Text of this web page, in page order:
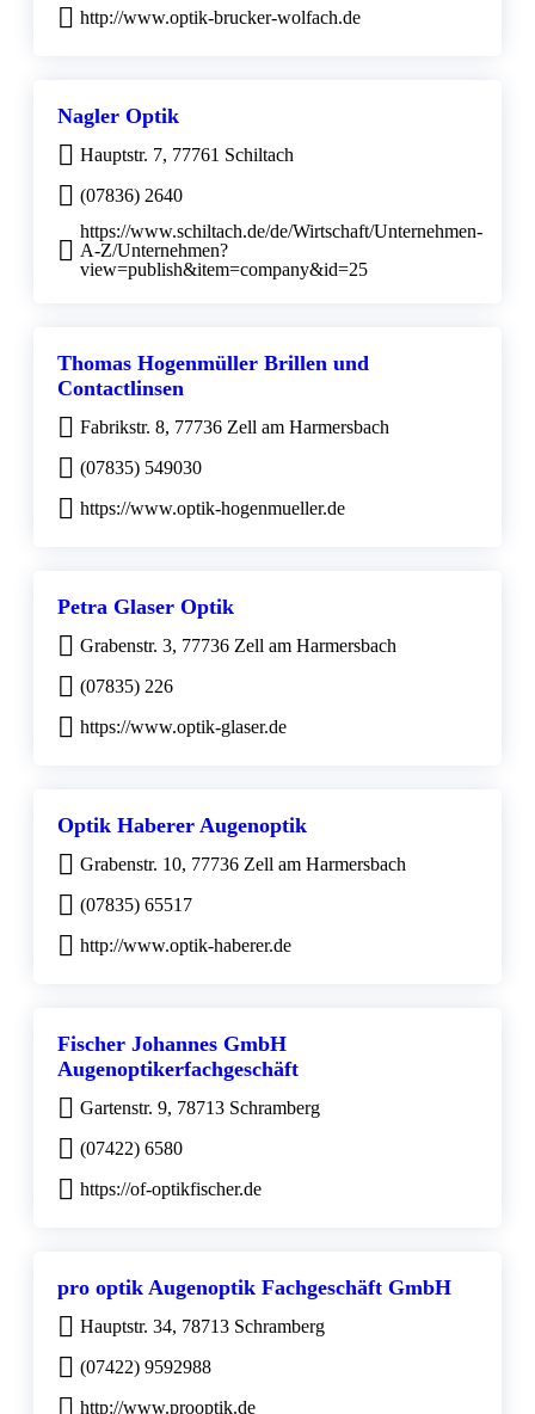
http://www.optik-brucker-wolfach.de
Nagler Optik
Hauptstr. 7, 77761 Schiltach
(07836) 2640
https://www.schiltach.de/de/Wirtschaft/Unternehmen-
A-Z/Unternehmen?
view=publish&item=company&id=25
Thomas Hogenmüller Brillen und
Contactlinsen
Fabrikstr. 8, 77736 Zell am Harmersbach
(07835) 549030
https://www.optik-hogenmueller.de
Petra Glaser Optik
Grabenstr. 3, 77736 Zell am Harmersbach
(07835) 226
https://www.optik-glaser.de
Optik Haberer Augenoptik
Grabenstr. 10, 77736 Zell am Harmersbach
(07835) 65517
http://www.optik-haberer.de
Fischer Johannes GmbH
Augenoptikerfachgeschäft
Gartenstr. 9, 78713 Schramberg
(07422) 6580
https://of-optikfischer.de
pro optik Augenoptik Fachgeschäft GmbH
Hauptstr. 34, 78713 Schramberg
(07422) 9592988
http://www.prooptik.de